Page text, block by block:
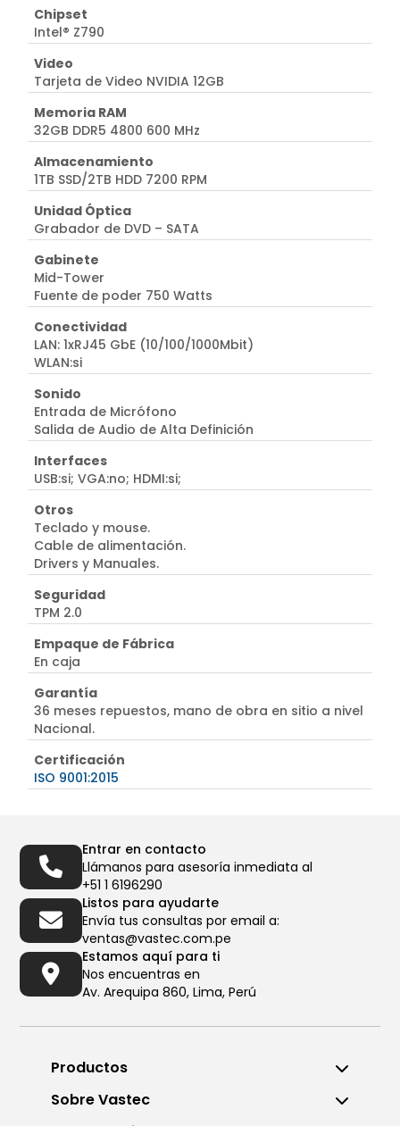
Chipset
Intel® Z790
Video
Tarjeta de Video NVIDIA 12GB
Memoria RAM
32GB DDR5 4800 600 MHz
Almacenamiento
1TB SSD/2TB HDD 7200 RPM
Unidad Óptica
Grabador de DVD – SATA
Gabinete
Mid-Tower
Fuente de poder 750 Watts
Conectividad
LAN: 1xRJ45 GbE (10/100/1000Mbit)
WLAN:si
Sonido
Entrada de Micrófono
Salida de Audio de Alta Definición
Interfaces
USB:si; VGA:no; HDMI:si;
Otros
Teclado y mouse.
Cable de alimentación.
Drivers y Manuales.
Seguridad
TPM 2.0
Empaque de Fábrica
En caja
Garantía
36 meses repuestos, mano de obra en sitio a nivel
Nacional.
Certificación
ISO 9001:2015
Entrar en contacto
Llámanos para asesoría inmediata al
+51 1 6196290
Listos para ayudarte
Envía tus consultas por email a:
ventas@vastec.com.pe
Estamos aquí para ti
Nos encuentras en
Av. Arequipa 860, Lima, Perú
Productos
Sobre Vastec